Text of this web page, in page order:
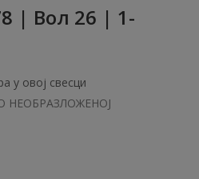
| Вол 26 | 1-
у овој свесци
НЕОБРАЗЛОЖЕНОЈ